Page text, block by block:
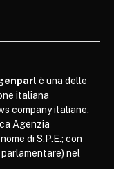
è una delle
italiana
company italiane.
Agenzia
di S.P.E.; con
parlamentare) nel